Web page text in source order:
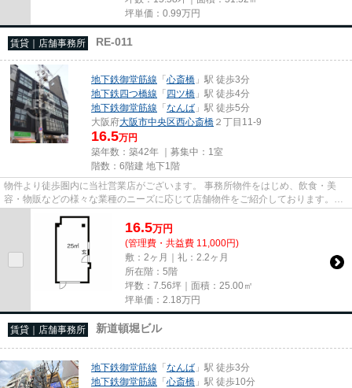
坪単価： 0.99万円
賃貸｜店舗事務所 RE-011
地下鉄御堂筋線 「心斎橋 」駅 徒歩3分
地下鉄四つ橋線 「四ツ橋 」駅 徒歩4分
地下鉄御堂筋線 「なんば 」駅 徒歩5分
大阪府大阪市中央区西心斎橋 ２丁目11-9
16.5万円
築年数：築42年 ｜募集中： 1室
階数：6階建 地下1階
物件より徒歩圏内に当社営業店がございます。 事務所物件をはじめ、飲食・美
容・物販などの様々な業種のニーズに応じて店舗物件をご紹介しております。
尚、弊社ではおとり広告は一切...
16.5万円
(管理費・共益費 11,000円)
敷：2ヶ月｜礼：2.2ヶ月
所在階：5階
坪数：7.56坪｜面積：25.00㎡
坪単価： 2.18万円
賃貸｜店舗事務所 新道頓堀ビル
地下鉄御堂筋線 「なんば 」駅 徒歩3分
地下鉄御堂筋線 「心斎橋 」駅 徒歩10分